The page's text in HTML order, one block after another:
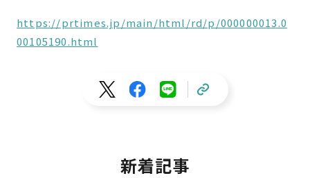
https://prtimes.jp/main/html/rd/p/000000013.0
00105190.html
新着記事